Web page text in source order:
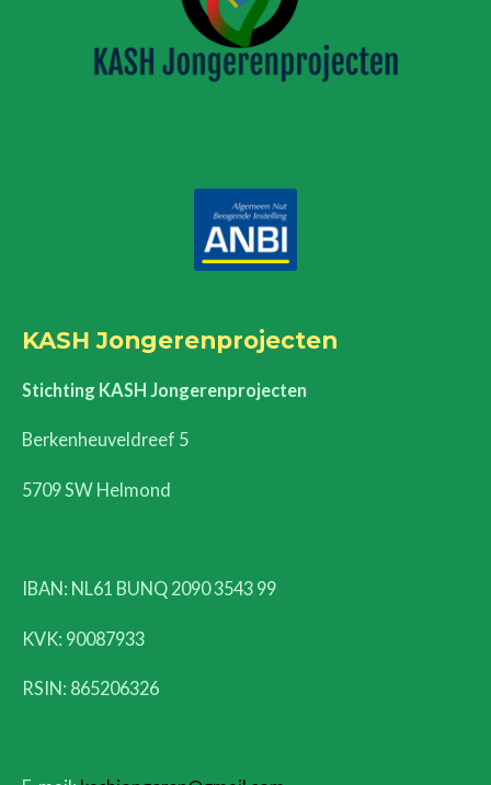
KASH Jongerenprojecten
Stichting KASH Jongerenprojecten
Berkenheuveldreef 5
5709 SW Helmond
IBAN: NL61 BUNQ 2090 3543 99
KVK: 90087933
RSIN: 865206326